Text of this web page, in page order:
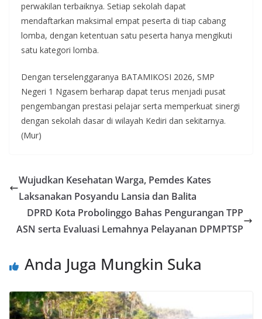
perwakilan terbaiknya. Setiap sekolah dapat
mendaftarkan maksimal empat peserta di tiap cabang
lomba, dengan ketentuan satu peserta hanya mengikuti
satu kategori lomba.
Dengan terselenggaranya BATAMIKOSI 2026, SMP
Negeri 1 Ngasem berharap dapat terus menjadi pusat
pengembangan prestasi pelajar serta memperkuat sinergi
dengan sekolah dasar di wilayah Kediri dan sekitarnya.
(Mur)
Wujudkan Kesehatan Warga, Pemdes Kates
Laksanakan Posyandu Lansia dan Balita
DPRD Kota Probolinggo Bahas Pengurangan TPP
ASN serta Evaluasi Lemahnya Pelayanan DPMPTSP
Anda Juga Mungkin Suka